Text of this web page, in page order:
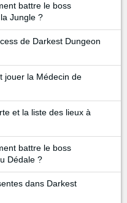
battre le boss
Jungle ?
de Darkest Dungeon
jouer la Médecin de
et la liste des lieux à
battre le boss
Dédale ?
dans Darkest